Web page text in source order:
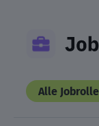
content
Alle